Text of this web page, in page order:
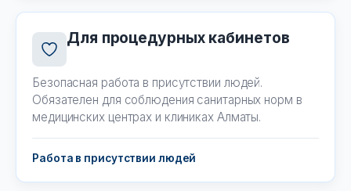
Для процедурных кабинетов
Безопасная работа в присутствии людей.
Обязателен для соблюдения санитарных норм в
медицинских центрах и клиниках Алматы.
Работа в присутствии людей